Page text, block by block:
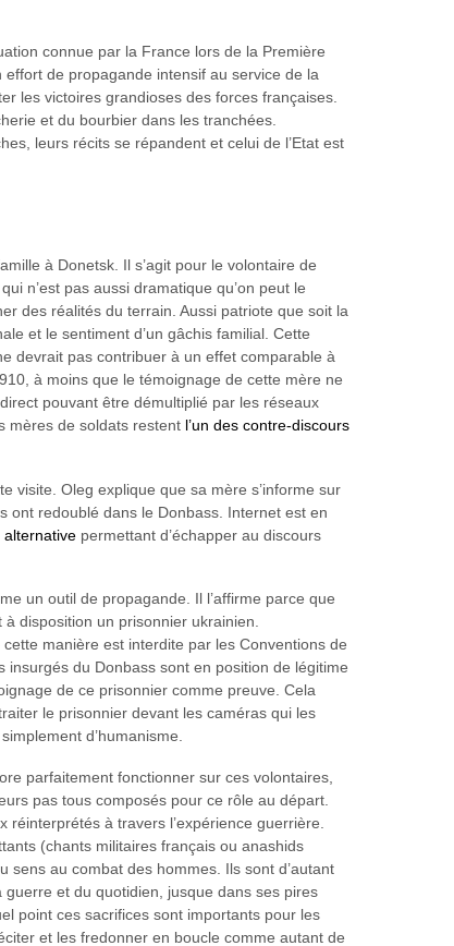
connue par la France lors de la Première
de propagande intensif au service de la
les victoires grandioses des forces françaises.
et du bourbier dans les tranchées.
leurs récits se répandent et celui de l’Etat est
à Donetsk. Il s’agit pour le volontaire de
n’est pas aussi dramatique qu’on peut le
des réalités du terrain. Aussi patriote que soit la
et le sentiment d’un gâchis familial. Cette
devrait pas contribuer à un effet comparable à
à moins que le témoignage de cette mère ne
pouvant être démultiplié par les réseaux
mères de soldats restent l’un des contre-discours
visite. Oleg explique que sa mère s’informe sur
ont redoublé dans le Donbass. Internet est en
alternative permettant d’échapper au discours
un outil de propagande. Il l’affirme parce que
disposition un prisonnier ukrainien.
manière est interdite par les Conventions de
du Donbass sont en position de légitime
de ce prisonnier comme preuve. Cela
le prisonnier devant les caméras qui les
d’humanisme.
parfaitement fonctionner sur ces volontaires,
pas tous composés pour ce rôle au départ.
à travers l’expérience guerrière.
(chants militaires français ou anashids
au combat des hommes. Ils sont d’autant
guerre et du quotidien, jusque dans ses pires
point ces sacrifices sont importants pour les
et les fredonner en boucle comme autant de